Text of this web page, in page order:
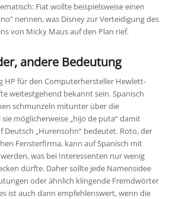
Fiat wollte beispielsweise einen
nennen, was Disney zur Verteidigung des
von Micky Maus auf den Plan rief.
andere Bedeutung
HP für den Computerhersteller Hewlett-
weitestgehend bekannt sein. Spanisch
schmunzeln mitunter über die
möglicherweise „hijo de puta“ damit
Deutsch „Hurensohn“ bedeutet. Roto, der
Fensterfirma, kann auf Spanisch mit
was bei Interessenten nur wenig
dürfte. Daher sollte jede Namensidee
oder ähnlich klingende Fremdwörter
ist auch dann empfehlenswert, wenn die